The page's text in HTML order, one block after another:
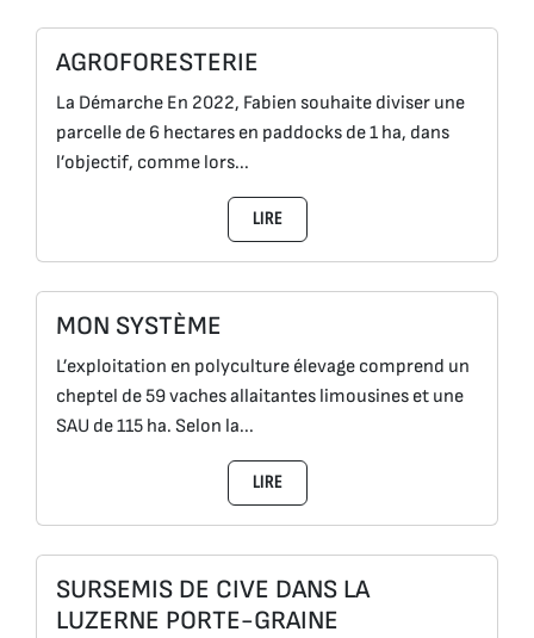
AGROFORESTERIE
La Démarche En 2022, Fabien souhaite diviser une
parcelle de 6 hectares en paddocks de 1 ha, dans
l’objectif, comme lors...
LIRE
MON SYSTÈME
L’exploitation en polyculture élevage comprend un
cheptel de 59 vaches allaitantes limousines et une
SAU de 115 ha. Selon la...
LIRE
SURSEMIS DE CIVE DANS LA
LUZERNE PORTE-GRAINE